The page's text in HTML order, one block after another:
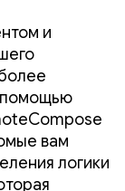
и
помощью
вам
логики